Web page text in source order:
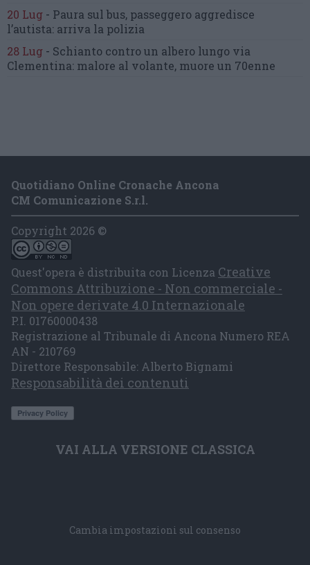
20 Lug - Paura sul bus, passeggero aggredisce
l’autista: arriva la polizia
28 Lug - Schianto contro un albero lungo via
Clementina: malore al volante, muore un 70enne
Quotidiano Online Cronache Ancona
CM Comunicazione S.r.l.
Copyright 2026 ©
Quest'opera è distribuita con Licenza Creative
Commons Attribuzione - Non commerciale -
Non opere derivate 4.0 Internazionale
P.I. 01760000438
Registrazione al Tribunale di Ancona Numero REA
AN - 210769
Direttore Responsabile: Alberto Bignami
Responsabilità dei contenuti
VAI ALLA VERSIONE CLASSICA
Cambia impostazioni sul consenso